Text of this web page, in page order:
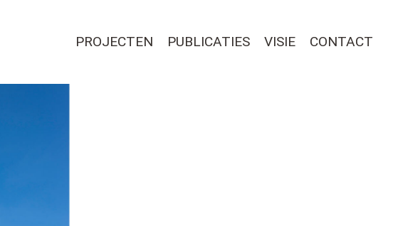
PROJECTEN PUBLICATIES VISIE CONTACT